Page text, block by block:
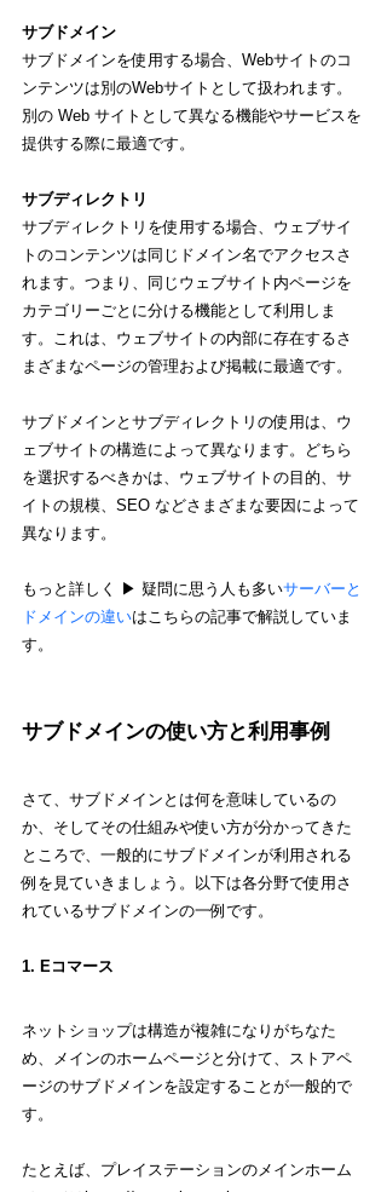
サブドメイン
サブドメインを使用する場合、Webサイトのコ
ンテンツは別のWebサイトとして扱われます。
別の Web サイトとして異なる機能やサービスを
提供する際に最適です。
サブディレクトリ
サブディレクトリを使用する場合、ウェブサイ
トのコンテンツは同じドメイン名でアクセスさ
れます。つまり、同じウェブサイト内ページを
カテゴリーごとに分ける機能として利用しま
す。これは、ウェブサイトの内部に存在するさ
まざまなページの管理および掲載に最適です。
サブドメインとサブディレクトリの使用は、ウ
ェブサイトの構造によって異なります。どちら
を選択するべきかは、ウェブサイトの目的、サ
イトの規模、SEO などさまざまな要因によって
異なります。
もっと詳しく ▶︎ 疑問に思う人も多いサーバーと
ドメインの違いはこちらの記事で解説していま
す。
サブドメインの使い方と利用事例
さて、サブドメインとは何を意味しているの
か、そしてその仕組みや使い方が分かってきた
ところで、一般的にサブドメインが利用される
例を見ていきましょう。以下は各分野で使用さ
れているサブドメインの一例です。
1. Eコマース
ネットショップは構造が複雑になりがちなた
め、メインのホームページと分けて、ストアペ
ージのサブドメインを設定することが一般的で
す。
たとえば、プレイステーションのメインホーム